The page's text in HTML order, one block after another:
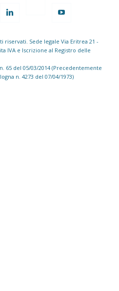
Sede legale Via Eritrea 21 -
IVA e Iscrizione al Registro delle
65 del 05/03/2014 (Precedentemente
n. 4273 del 07/04/1973)